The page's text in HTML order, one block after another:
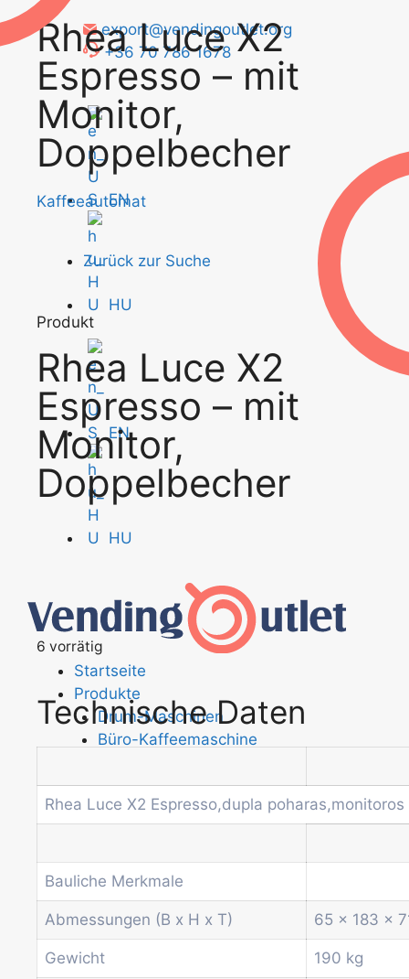
export@vendingoutlet.org
+36 70 786 1678
EN
HU
EN
HU
Startseite
Produkte
Drum-Maschinen
Büro-Kaffeemaschine
Kaffeeautomat
Münz- und Geldprüfsysteme
Wasserspender
Economic Line
Weitere Automaten
Dienstleistungen
Blog
Rhea Luce X2
Espresso – mit
Monitor,
Doppelbecher
Kaffeeautomat
Zurück zur Suche
Produkt
Rhea Luce X2
Espresso – mit
Monitor,
Doppelbecher
6 vorrätig
Technische Daten
Rhea Luce X2 Espresso,dupla poharas,monitoros
Bauliche Merkmale
Abmessungen (B x H x T) 65 x 183 x
Gewicht 190 kg